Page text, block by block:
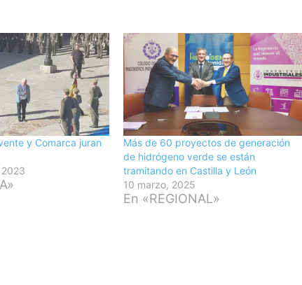
y Comarca juran
Más de 60 proyectos de generación
de hidrógeno verde se están
tramitando en Castilla y León
10 marzo, 2025
En «REGIONAL»